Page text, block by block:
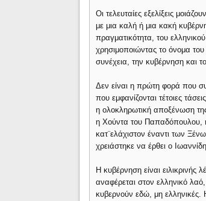
Οι τελευταίες εξελίξεις
με μια καλή ή μια κακή
πραγματικότητα, του
χρησιμοποιώντας το όνομα
συνέχεια, την κυβέρνηση και
Δεν είναι η πρώτη φορά που
που εμφανίζονται τέτοιες
η ολοκληρωτική αποξένωση
η Χούντα του Παπαδόπουλου,
κατ¨ελάχιστον έναντι των
χρειάστηκε να έρθει ο
Η κυβέρνηση είναι ειλικρινής
αναφέρεται στον ελληνικό
κυβερνούν εδώ, μη ελληνικές.